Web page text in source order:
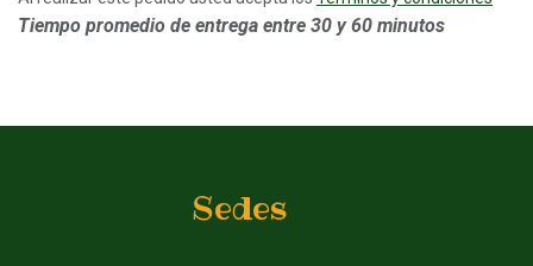
Tiempo promedio de entrega entre 30 y 60 minutos
Sedes